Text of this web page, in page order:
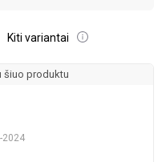
Kiti variantai
šiuo produktu
2024